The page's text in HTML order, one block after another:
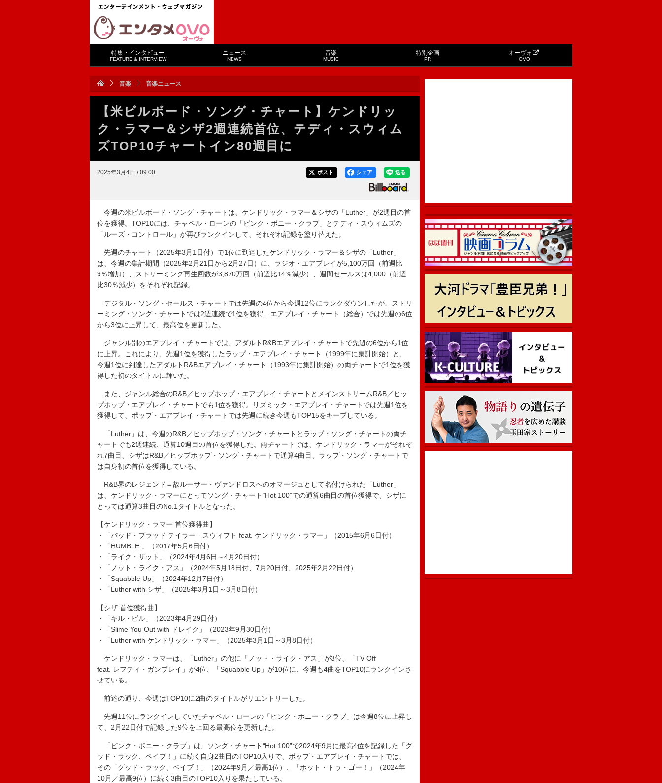
特集・インタビュー
FEATURE & INTERVIEW
ニュース
NEWS
音楽
MUSIC
特別企画
PR
オーヴォ
OVO
音楽 音楽ニュース
【米ビルボード・ソング・チャート】ケンドリッ
ク・ラマー＆シザ2週連続首位、テディ・スウィム
ズTOP10チャートイン80週目に
2025年3月4日 / 09:00 送る
シェア
ポスト
今週の米ビルボード・ソング・チャートは、ケンドリック・ラマー＆シザの「Luther」が2週目の首
位を獲得。TOP10には、チャペル・ローンの「ピンク・ポニー・クラブ」とテディ・スウィムズの
「ルーズ・コントロール」が再びランクインして、それぞれ記録を塗り替えた。
先週のチャート（2025年3月1日付）で1位に到達したケンドリック・ラマー＆シザの「Luther」
は、今週の集計期間（2025年2月21日から2月27日）に、ラジオ・エアプレイが5,100万回（前週比
9％増加）、ストリーミング再生回数が3,870万回（前週比14％減少）、週間セールスは4,000（前週
比30％減少）をそれぞれ記録。
デジタル・ソング・セールス・チャートでは先週の4位から今週12位にランクダウンしたが、ストリ
ーミング・ソング・チャートでは2週連続で1位を獲得、エアプレイ・チャート（総合）では先週の6位
から3位に上昇して、最高位を更新した。
ジャンル別のエアプレイ・チャートでは、アダルトR&Bエアプレイ・チャートで先週の6位から1位
に上昇。これにより、先週1位を獲得したラップ・エアプレイ・チャート（1999年に集計開始）と、
今週1位に到達したアダルトR&Bエアプレイ・チャート（1993年に集計開始）の両チャートで1位を獲
得した初のタイトルに輝いた。
また、ジャンル総合のR&B／ヒップホップ・エアプレイ・チャートとメインストリームR&B／ヒッ
プホップ・エアプレイ・チャートでも1位を獲得。リズミック・エアプレイ・チャートでは先週1位を
獲得して、ポップ・エアプレイ・チャートでは先週に続き今週もTOP15をキープしている。
「Luther」は、今週のR&B／ヒップホップ・ソング・チャートとラップ・ソング・チャートの両チ
ャートでも2週連続、通算10週目の首位を獲得した。両チャートでは、ケンドリック・ラマーがそれぞ
れ7曲目、シザはR&B／ヒップホップ・ソング・チャートで通算4曲目、ラップ・ソング・チャートで
は自身初の首位を獲得している。
R&B界のレジェンド＝故ルーサー・ヴァンドロスへのオマージュとして名付けられた「Luther」
は、ケンドリック・ラマーにとってソング・チャート“Hot 100”での通算6曲目の首位獲得で、シザに
とっては通算3曲目のNo.1タイトルとなった。
【ケンドリック・ラマー 首位獲得曲】
・「バッド・ブラッド テイラー・スウィフト feat. ケンドリック・ラマー」（2015年6月6日付）
・「HUMBLE.」（2017年5月6日付）
・「ライク・ザット」（2024年4月6日～4月20日付）
・「ノット・ライク・アス」（2024年5月18日付、7月20日付、2025年2月22日付）
・「Squabble Up」（2024年12月7日付）
・「Luther with シザ」（2025年3月1日～3月8日付）
【シザ 首位獲得曲】
・「キル・ビル」（2023年4月29日付）
・「Slime You Out with ドレイク」（2023年9月30日付）
・「Luther with ケンドリック・ラマー」（2025年3月1日～3月8日付）
ケンドリック・ラマーは、「Luther」の他に「ノット・ライク・アス」が3位、「TV Off
feat. レフティ・ガンプレイ」が4位、「Squabble Up」が10位に、今週も4曲をTOP10にランクインさ
せている。
前述の通り、今週はTOP10に2曲のタイトルがリエントリーした。
先週11位にランクインしていたチャペル・ローンの「ピンク・ポニー・クラブ」は今週8位に上昇し
て、2月22日付で記録した9位を上回る最高位を更新した。
「ピンク・ポニー・クラブ」は、ソング・チャート“Hot 100”で2024年9月に最高4位を記録した「グ
ッド・ラック、ベイブ！」に続く自身2曲目のTOP10入りで、ポップ・エアプレイ・チャートでは、
その「グッド・ラック、ベイブ！」（2024年9月／最高1位）、「ホット・トゥ・ゴー！」（2024年
10月／最高9位）に続く3曲目のTOP10入りを果たしている。